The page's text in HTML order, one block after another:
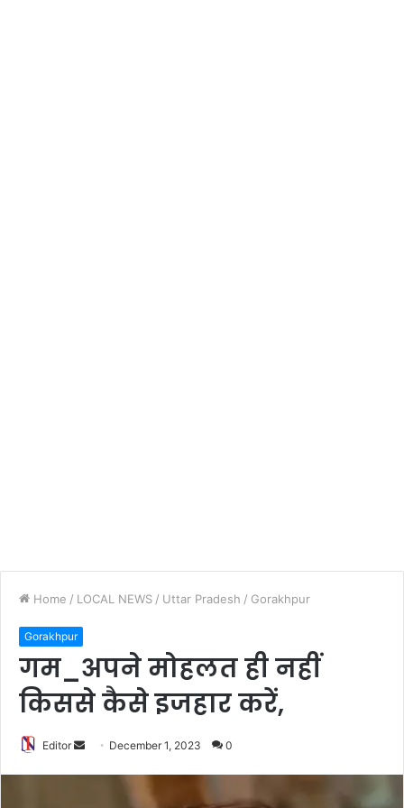
Home / LOCAL NEWS / Uttar Pradesh / Gorakhpur
Gorakhpur
गम_अपने मोहलत ही नहीं
किससे कैसे इजहार करें,
Editor December 1, 2023 0